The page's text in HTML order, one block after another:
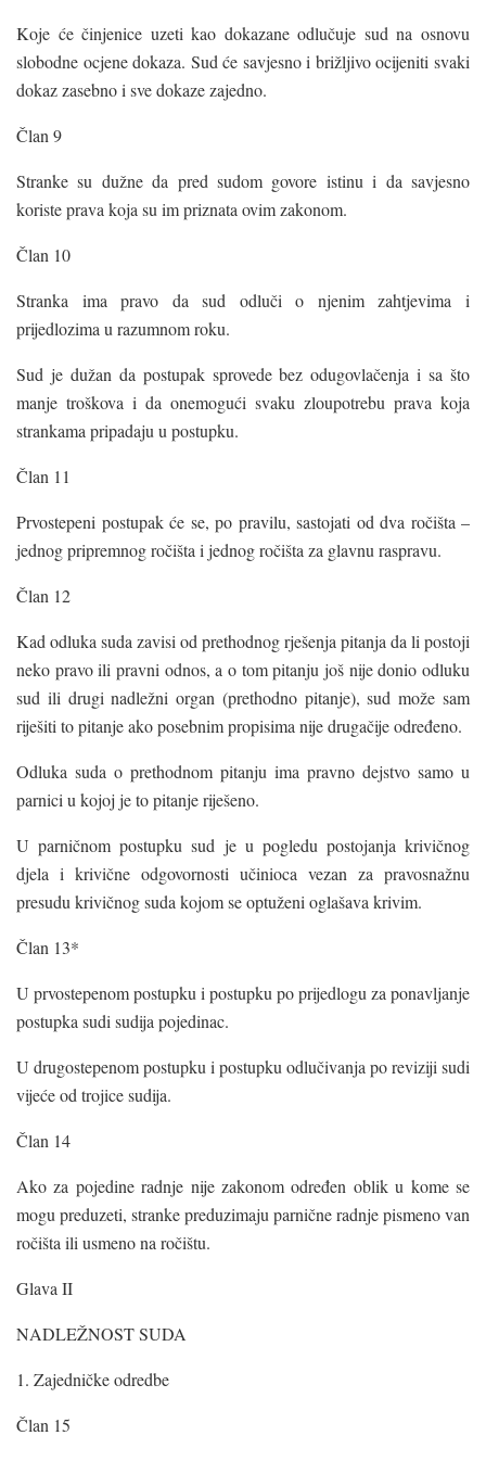
Koje će činjenice uzeti kao dokazane odlučuje sud na osnovu
slobodne ocjene dokaza. Sud će savjesno i brižljivo ocijeniti svaki
dokaz zasebno i sve dokaze zajedno.
Član 9
Stranke su dužne da pred sudom govore istinu i da savjesno
koriste prava koja su im priznata ovim zakonom.
Član 10
Stranka ima pravo da sud odluči o njenim zahtjevima i
prijedlozima u razumnom roku.
Sud je dužan da postupak sprovede bez odugovlačenja i sa što
manje troškova i da onemogući svaku zloupotrebu prava koja
strankama pripadaju u postupku.
Član 11
Prvostepeni postupak će se, po pravilu, sastojati od dva ročišta –
jednog pripremnog ročišta i jednog ročišta za glavnu raspravu.
Član 12
Kad odluka suda zavisi od prethodnog rješenja pitanja da li postoji
neko pravo ili pravni odnos, a o tom pitanju još nije donio odluku
sud ili drugi nadležni organ (prethodno pitanje), sud može sam
riješiti to pitanje ako posebnim propisima nije drugačije određeno.
Odluka suda o prethodnom pitanju ima pravno dejstvo samo u
parnici u kojoj je to pitanje riješeno.
U parničnom postupku sud je u pogledu postojanja krivičnog
djela i krivične odgovornosti učinioca vezan za pravosnažnu
presudu krivičnog suda kojom se optuženi oglašava krivim.
Član 13*
U prvostepenom postupku i postupku po prijedlogu za ponavljanje
postupka sudi sudija pojedinac.
U drugostepenom postupku i postupku odlučivanja po reviziji sudi
vijeće od trojice sudija.
Član 14
Ako za pojedine radnje nije zakonom određen oblik u kome se
mogu preduzeti, stranke preduzimaju parnične radnje pismeno van
ročišta ili usmeno na ročištu.
Glava II
NADLEŽNOST SUDA
1. Zajedničke odredbe
Član 15